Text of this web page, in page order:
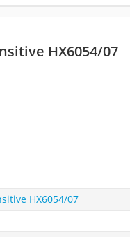
HX6054/07
HX6054/07